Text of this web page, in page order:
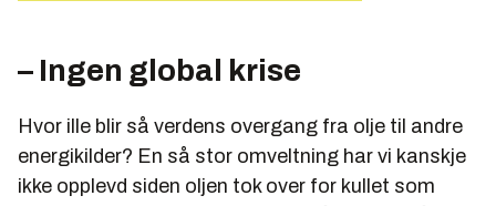
– Ingen global krise
Hvor ille blir så verdens overgang fra olje til andre
energikilder? En så stor omveltning har vi kanskje
ikke opplevd siden oljen tok over for kullet som